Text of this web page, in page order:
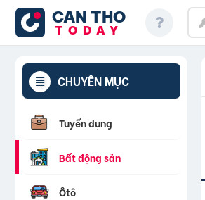
CAN THO
TODAY
CHUYÊN MỤC
Tuyển dụng
Bất động sản
Ôtô